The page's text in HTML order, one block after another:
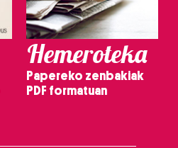
Hemeroteka
Papereko zenbakiak
PDF formatuan